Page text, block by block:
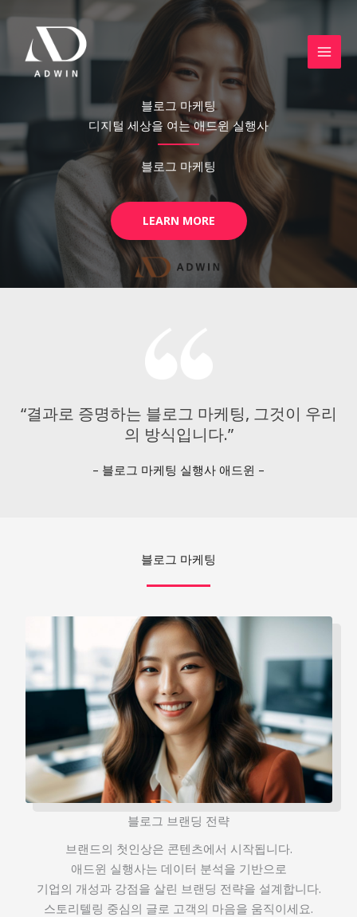
뛰
블로그 마케팅
디지털 세상을 여는 애드윈 실행사
블로그 마케팅
LEARN MORE
“결과로 증명하는 블로그 마케팅, 그것이 우리
의 방식입니다.”
– 블로그 마케팅 실행사 애드윈 –
블로그 마케팅
블로그 브랜딩 전략
브랜드의 첫인상은 콘텐츠에서 시작됩니다.
애드윈 실행사는 데이터 분석을 기반으로
기업의 개성과 강점을 살린 브랜딩 전략을 설계합니다.
스토리텔링 중심의 글로 고객의 마음을 움직이세요.